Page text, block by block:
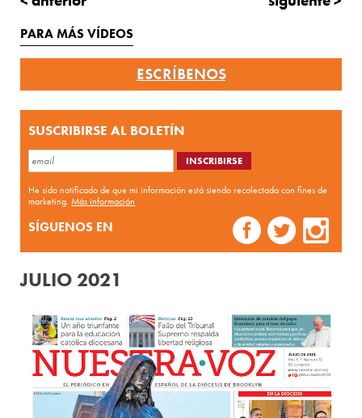
PARA MÁS VÍDEOS
ESCRÍBENOS
SUSCRIBIRSE AL BOLETÍN
He sido notificado de que mi información está siendo recolectada con fines de
marketing.Más información
SÍGUENOS EN
JULIO 2021